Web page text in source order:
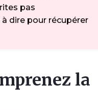
pas
à dire pour récupérer
la